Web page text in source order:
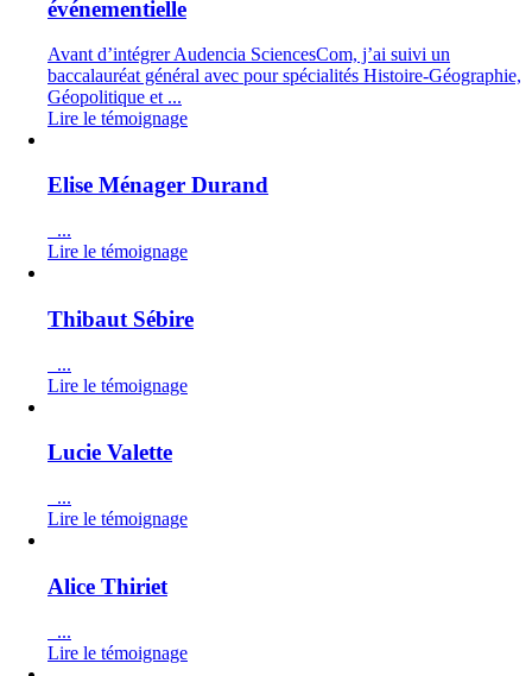
événementielle
Avant d’intégrer Audencia SciencesCom, j’ai suivi un
baccalauréat général avec pour spécialités Histoire-Géographie,
Géopolitique et ...
Lire le témoignage
Elise Ménager Durand
...
Lire le témoignage
Thibaut Sébire
...
Lire le témoignage
Lucie Valette
...
Lire le témoignage
Alice Thiriet
...
Lire le témoignage